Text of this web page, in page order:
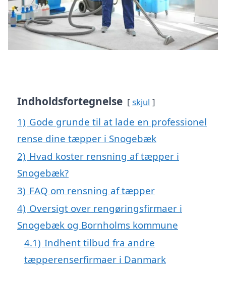
Indholdsfortegnelse skjul
1) Gode grunde til at lade en professionel
rense dine tæpper i Snogebæk
2) Hvad koster rensning af tæpper i
Snogebæk?
3) FAQ om rensning af tæpper
4) Oversigt over rengøringsfirmaer i
Snogebæk og Bornholms kommune
4.1) Indhent tilbud fra andre
tæpperenserfirmaer i Danmark